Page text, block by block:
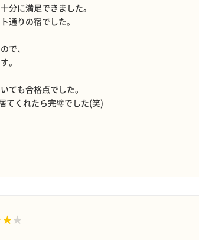
分に満足できました。
通りの宿でした。
で、
。
ても合格点でした。
てくれたら完璧でした(笑)